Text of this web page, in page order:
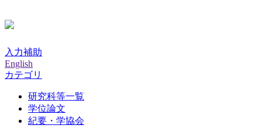
入力補助
English
カテゴリ
研究科等一覧
学位論文
紀要・学協会